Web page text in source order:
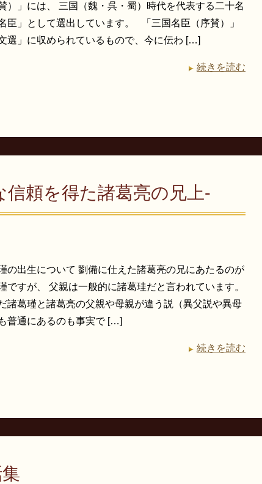
賛）」には、 三国（魏・呉・蜀）時代を代表する二十名
臣」として選出しています。 「三国名臣（序賛）」
選」に収められているもので、今に伝わ […]
続きを読む
頼を得た諸葛亮の兄上-
の出生について 劉備に仕えた諸葛亮の兄にあたるのが
ですが、 父親は一般的に諸葛珪だと言われています。
諸葛瑾と諸葛亮の父親や母親が違う説（異父説や異母
普通にあるのも事実で […]
続きを読む